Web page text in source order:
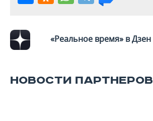
ВОДНЫЕ ВИДЫ СПОРТА
ОБРАЗОВАНИЕ«Реальное время» в Дзен
НОВОСТИ ПАРТНЕРОВ